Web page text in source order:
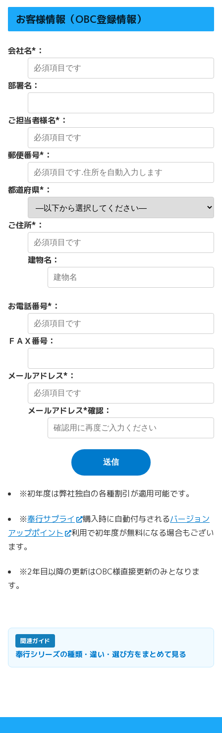
お客様情報（OBC登録情報）
会社名* ：
部署名：
ご担当者様名* ：
郵便番号* ：
都道府県* ：
ご住所* ：
建物名：
お電話番号* ：
ＦＡＸ番号：
メールアドレス* ：
メールアドレス*確認 ：
※初年度は弊社独自の各種割引が適用可能です。
※奉行サプライ 購入時に自動付与されるバージョン
アップポイント
利用で初年度が無料になる場合もござい
ます。
※2年目以降の更新はOBC様直接更新のみとなりま
す。
関連ガイド
奉行シリーズの種類・違い・選び方をまとめて見る